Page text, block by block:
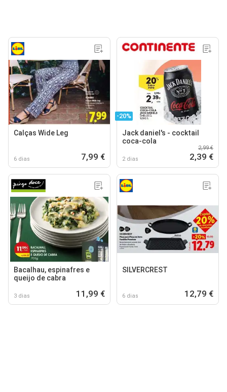
Calças Wide Leg
6 dias 7,99 €
-20%
Jack daniel's - cocktail
coca-cola
2 dias
2,99 €
2,39 €
Bacalhau, espinafres e
queijo de cabra
3 dias 11,99 €
SILVERCREST
6 dias 12,79 €